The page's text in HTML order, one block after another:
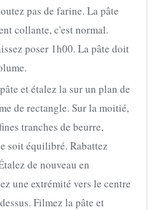
pas de farine. La pâte
collante, c'est normal.
poser 1h00. La pâte doit
et étalez la sur un plan de
de rectangle. Sur la moitié,
tranches de beurre,
soit équilibré. Rabattez
de nouveau en
une extrémité vers le centre
Filmez la pâte et